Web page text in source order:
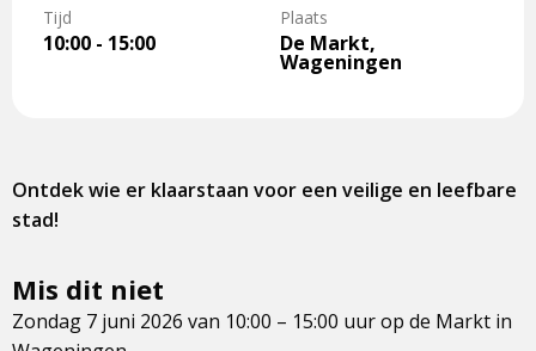
Tijd
10:00 - 15:00
Plaats
De Markt,
Wageningen
Ontdek wie er klaarstaan voor een veilige en leefbare
stad!
Mis dit niet
Zondag 7 juni 2026 van 10:00 – 15:00 uur op de Markt in